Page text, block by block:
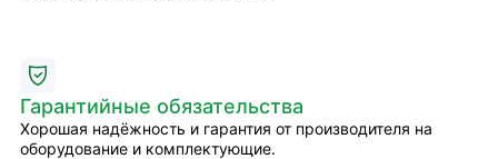
Гарантийные обязательства
Хорошая надёжность и гарантия от производителя на
оборудование и комплектующие.